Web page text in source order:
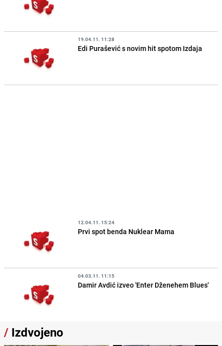
19.04.11. 11:28
Edi Purašević s novim hit spotom Izdaja
12.04.11. 15:24
Prvi spot benda Nuklear Mama
04.03.11. 11:15
Damir Avdić izveo 'Enter Dženehem Blues'
/ Izdvojeno